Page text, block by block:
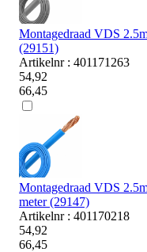
Montagedraad VDS
(29151)
Artikelnr : 401171263
54,92
66,45
Montagedraad VDS
meter (29147)
Artikelnr : 401170218
54,92
66,45